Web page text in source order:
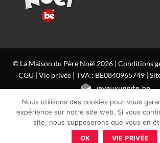
© La Maison du Père Noël 2026 | Conditions
CGU| Vie privée| TVA : BE0840965749 |
Nous utilisons des cookies pour vous
expérience sur notre site web. Si vous
site, nous supposerons que vous en
OK VIE PRIVÉE